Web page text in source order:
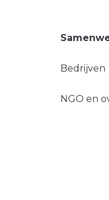
Bedrijven
NGO en